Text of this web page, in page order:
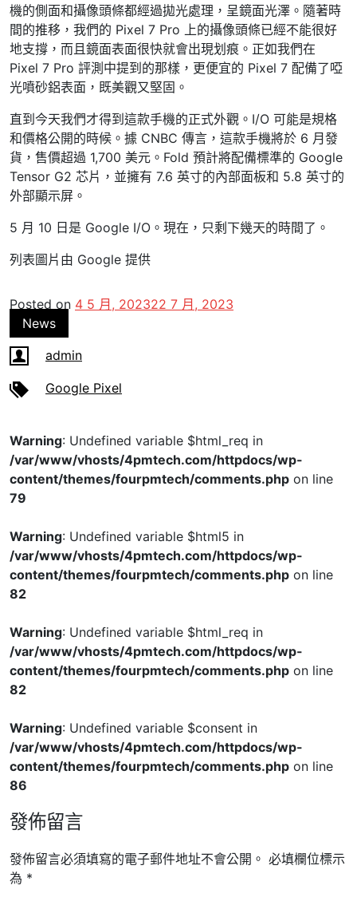
機的側面和攝像頭條都經過拋光處理，呈鏡面光澤。隨著時
間的推移，我們的 Pixel 7 Pro 上的攝像頭條已經不能很好
地支撐，而且鏡面表面很快就會出現划痕。正如我們在
Pixel 7 Pro 評測中提到的那樣，更便宜的 Pixel 7 配備了啞
光噴砂鋁表面，既美觀又堅固。
直到今天我們才得到這款手機的正式外觀。I/O 可能是規格
和價格公開的時候。據 CNBC 傳言，這款手機將於 6 月發
貨，售價超過 1,700 美元。Fold 預計將配備標準的 Google
Tensor G2 芯片，並擁有 7.6 英寸的內部面板和 5.8 英寸的
外部顯示屏。
5 月 10 日是 Google I/O。現在，只剩下幾天的時間了。
列表圖片由 Google 提供
Posted on 4 5 月, 202322 7 月, 2023
News
admin
Google Pixel
Warning: Undefined variable $html_req in
/var/www/vhosts/4pmtech.com/httpdocs/wp-
content/themes/fourpmtech/comments.php on line
79
Warning: Undefined variable $html5 in
/var/www/vhosts/4pmtech.com/httpdocs/wp-
content/themes/fourpmtech/comments.php on line
82
Warning: Undefined variable $html_req in
/var/www/vhosts/4pmtech.com/httpdocs/wp-
content/themes/fourpmtech/comments.php on line
82
Warning: Undefined variable $consent in
/var/www/vhosts/4pmtech.com/httpdocs/wp-
content/themes/fourpmtech/comments.php on line
86
發佈留言
發佈留言必須填寫的電子郵件地址不會公開。 必填欄位標示
為 *